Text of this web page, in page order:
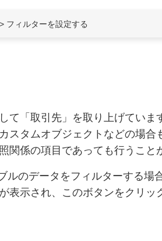
> フィルターを設定する
て「取引先」を取り上げていま
スタムオブジェクトなどの場合
係の項目であっても行うこと
のデータをフィルターする場
表示され、このボタンをクリッ